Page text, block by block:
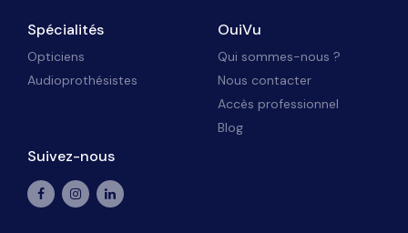
Spécialités
Opticiens
Audioprothésistes
OuiVu
Qui sommes-nous ?
Nous contacter
Accès professionnel
Blog
Suivez-nous